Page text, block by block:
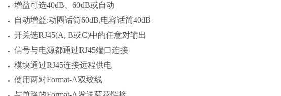
增益可选40dB、60dB或自动
自动增益:动圈话筒60dB,电容话简40dB
开关选RJ45(A, B或C)中的任意对输出
信号与电源都通过RJ45端口连接
模块通过RJ45连接远程供电
使用两对Format-A双绞线